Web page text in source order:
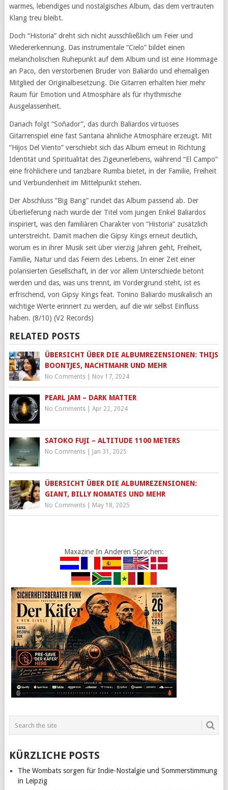
warmes, lebendiges und nostalgisches Album, das dem vertrauten
Klang treu bleibt.
Doch “Historia” dreht sich nicht ausschließlich um Feier und
Wiedererkennung. Das instrumentale “Cielo” bildet einen
melancholischen Ruhepunkt auf dem Album und ist eine Hommage
an Paco, den verstorbenen Bruder von Baliardo und ehemaligen
Mitglied der Originalbesetzung. Die Gitarren erhalten hier mehr
Raum für Emotion und Atmosphäre als für rhythmische
Ausgelassenheit.
Danach folgt “Soñador”, das durch Baliardos virtuoses
Gitarrenspiel eine fast Santana ähnliche Atmosphäre erzeugt. Mit
“Hijos Del Viento” verschiebt sich das Album erneut in Richtung
Identität und Spiritualität des Zigeunerlebens, während “El Campo”
eine fröhlichere und tanzbare Rumba bietet, in der Familie, Freiheit
und Verbundenheit im Mittelpunkt stehen.
Der Abschluss “Big Bang” rundet das Album passend ab. Der
Überlieferung nach wurde der Titel vom jungen Enkel Baliardos
inspiriert, was den familiären Charakter von “Historia” zusätzlich
unterstreicht. Damit machen die Gipsy Kings erneut deutlich,
worum es in ihrer Musik seit über vierzig Jahren geht, Freiheit,
Familie, Natur und das Feiern des Lebens. In einer Zeit einer
polarisierten Gesellschaft, in der vor allem Unterschiede betont
werden und das, was uns trennt, im Vordergrund steht, ist es
erfrischend, von Gipsy Kings feat. Tonino Baliardo musikalisch an
wichtige Werte erinnert zu werden, auf die wir selbst Einfluss
haben. (8/10) (V2 Records)
RELATED POSTS
ÜBERSICHT ÜBER DIE ALBUMREZENSIONEN: THIJS
BOONTJES, NACHTMAHR UND MEHR
No Comments| Nov 17, 2024
PEARL JAM – DARK MATTER
No Comments| Apr 22, 2024
SATOKO FUJI – ALTITUDE 1100 METERS
No Comments| Jan 31, 2025
ÜBERSICHT ÜBER DIE ALBUMREZENSIONEN:
GIANT, BILLY NOMATES UND MEHR
No Comments| May 18, 2025
Maxazine In Anderen Sprachen:
KÜRZLICHE POSTS
The Wombats sorgen für Indie-Nostalgie und Sommerstimmung
in Leipzig